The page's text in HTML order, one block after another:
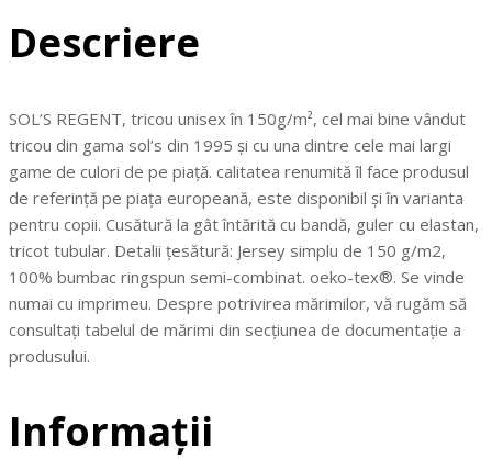
Descriere
SOL’S REGENT, tricou unisex în 150g/m², cel mai bine vândut
tricou din gama sol’s din 1995 și cu una dintre cele mai largi
game de culori de pe piață. calitatea renumită îl face produsul
de referință pe piața europeană, este disponibil și în varianta
pentru copii. Cusătură la gât întărită cu bandă, guler cu elastan,
tricot tubular. Detalii țesătură: Jersey simplu de 150 g/m2,
100% bumbac ringspun semi-combinat. oeko-tex®. Se vinde
numai cu imprimeu. Despre potrivirea mărimilor, vă rugăm să
consultați tabelul de mărimi din secțiunea de documentație a
produsului.
Informații